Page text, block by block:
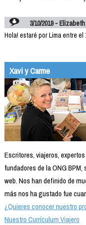
3/10/2019 - Elizabeth
Hola! estaré por Lima entre
Xavi y Carme
Escritores, viajeros,
fundadores de la ONG
web. Nos han definido de
más nos ha gustado fue
¿Quieres conocer nuestro
Nuestro Currículum Viajero